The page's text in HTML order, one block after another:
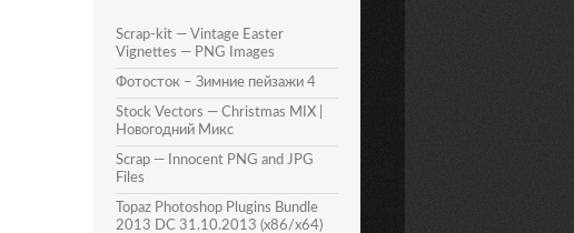
Scrap-kit — Vintage Easter
Vignettes — PNG Images
Фотосток – Зимние пейзажи 4
Stock Vectors — Christmas MIX |
Новогодний Микс
Scrap — Innocent PNG and JPG
Files
Topaz Photoshop Plugins Bundle
2013 DC 31.10.2013 (x86/x64)